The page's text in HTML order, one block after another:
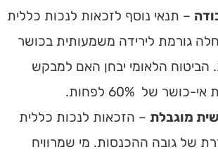
– תנאי נוסף לזכאות לנכות כללית
גורמת לירידה משמעותית בכושר
הלאומי יבחן האם למבקש
של 60% לפחות.
מוגבלת – הזכאות לנכות כללית
של גובה ההכנסות. מי שמרוויח